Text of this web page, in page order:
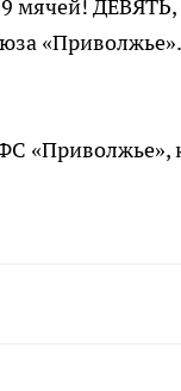
мячей! ДЕВЯТЬ,
«Приволжье».
«Приволжье»,